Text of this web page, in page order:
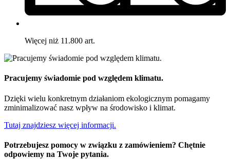
Więcej niż 11.800 art.
Pracujemy świadomie pod względem klimatu.
Dzięki wielu konkretnym działaniom ekologicznym pomagamy
zminimalizować nasz wpływ na środowisko i klimat.
Tutaj znajdziesz więcej informacji.
Potrzebujesz pomocy w związku z zamówieniem? Chętnie
odpowiemy na Twoje pytania.